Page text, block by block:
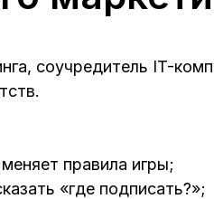
соучредитель IT-
правила игры;
«где подписать?»;